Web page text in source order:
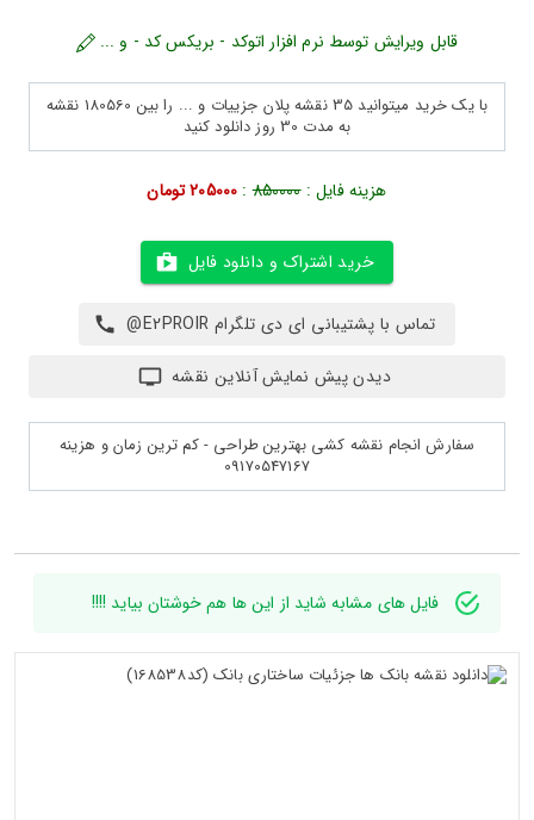
قابل ویرایش توسط نرم افزار اتوکد - بریکس کد - و ...
با یک خرید میتوانید 35 نقشه پلان جزییات و ... را بین 180560 نقشه
به مدت 30 روز دانلود کنید
هزینه فایل :850000
: 205000 تومان
خرید اشتراک و دانلود فایل
تماس با پشتیبانی ای دی تلگرام E2PROIR@
دیدن پیش نمایش آنلاین نقشه
سفارش انجام نقشه کشی بهترین طراحی - کم ترین زمان و هزینه
09170547167
فایل های مشابه شاید از این ها هم خوشتان بیاید !!!!